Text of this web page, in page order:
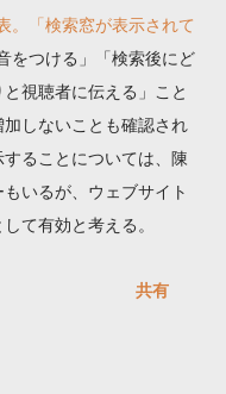
。「検索窓が表示されて
をつける」「検索後にど
視聴者に伝える」こと
しないことも確認され
ることについては、陳
いるが、ウェブサイト
て有効と考える。
共有